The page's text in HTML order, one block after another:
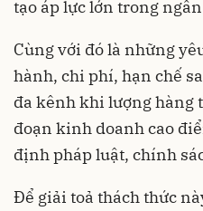
tạo áp lực lớn trong
Cùng với đó là những
hành, chi phí, hạn chế
đa kênh khi lượng hàng
đoạn kinh doanh cao
định pháp luật, chính
Để giải toả thách thức